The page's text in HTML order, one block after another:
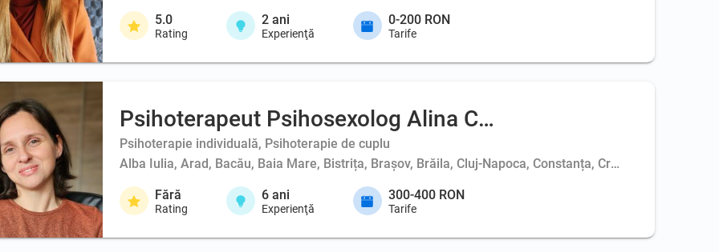
5.0
Rating
2 ani
Experienţă
0-200 RON
Tarife
Psihoterapeut Psihosexolog Alina Coc
Psihoterapie individuală, Psihoterapie de cuplu
Alba Iulia, Arad, Bacău, Baia Mare, Bistrița, Brașov, Brăila, Cluj-Napoca, Constanța, Craiova, Deva,
Fără
Rating
6 ani
Experienţă
300-400 RON
Tarife